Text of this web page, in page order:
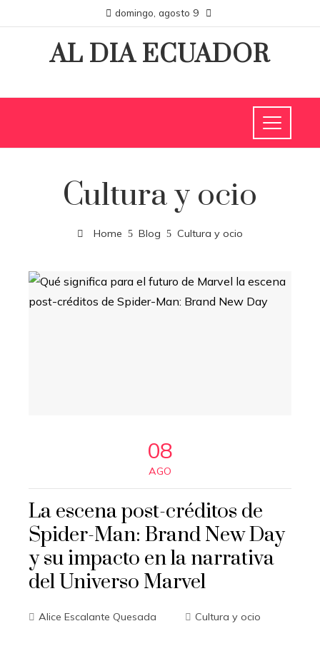
domingo, agosto 9
AL DIA ECUADOR
Cultura y ocio
Home Blog Cultura y ocio
08
AGO
La escena post-créditos de
Spider-Man: Brand New Day
y su impacto en la narrativa
del Universo Marvel
Alice Escalante Quesada Cultura y ocio